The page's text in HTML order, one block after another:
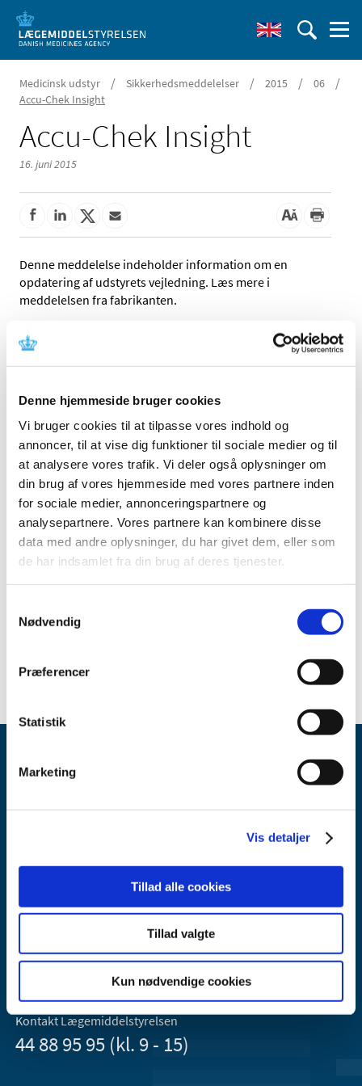
Denne hjemmeside bruger cookies
Vi bruger cookies til at tilpasse vores indhold og
annoncer, til at vise dig funktioner til sociale medier og til
at analysere vores trafik. Vi deler også oplysninger om
din brug af vores hjemmeside med vores partnere inden
for sociale medier, annonceringspartnere og
analysepartnere. Vores partnere kan kombinere disse
data med andre oplysninger, du har givet dem, eller som
de har indsamlet fra din brug af deres tjenester.
Nødvendig
Præferencer
Statistik
Marketing
Vis detaljer
Tillad alle cookies
Tillad valgte
Kun nødvendige cookies
Medicinsk udstyr / Sikkerhedsmeddelelser / 2015 / 06 /
Accu-Chek Insight
Accu-Chek Insight
16. juni 2015
Denne meddelelse indeholder information om en
opdatering af udstyrets vejledning. Læs mere i
meddelelsen fra fabrikanten.
Referencer
Fabrikant: Roche Diagnostics GmbH
Fabrikantens referencenummer: SB_RDC_2015_04
Lægemiddelstyrelsens sagsnummer: 2015062329
Medicinsk udstyr
Sikkerhedsmeddelelse om Accu-Chek Insight (pdf - 0,29 MB)
Axel Heides Gade 1
Email:dkma@dkma.dk
Lægemiddelstyrelsen er en del af
Kontakt Lægemiddelstyrelsen
44 88 95 95 (kl. 9 - 15)